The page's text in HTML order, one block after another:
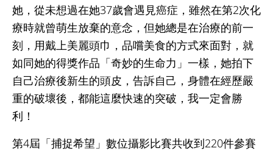
她，從未想過在她37歲會遇見癌症，雖然在第2次化
療時就曾萌生放棄的意念，但她總是在治療的前一
刻，用戴上美麗頭巾，品嚐美食的方式來面對，就
如同她的得獎作品「奇妙的生命力」一樣，她拍下
自己治療後新生的頭皮，告訴自己，身體在經歷嚴
重的破壞後，都能這麼快速的突破，我一定會勝
利！
第4屆「捕捉希望」數位攝影比賽共收到220件參賽